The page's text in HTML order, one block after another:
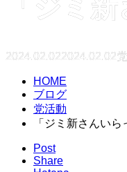
「ジミ
2024.02.022024.02.02
HOME
ブログ
党活動
「ジミ新さんいら
Post
Share